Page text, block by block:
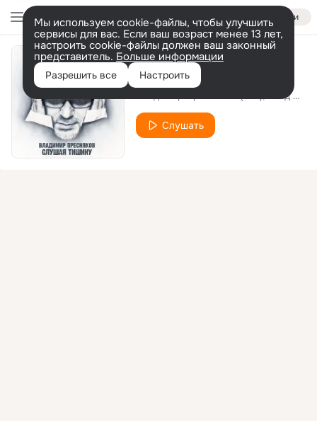
Войти
Мы используем cookie-файлы, чтобы улучшить
сервисы для вас. Если ваш возраст менее 13 лет,
настроить cookie-файлы должен ваш законный
представитель. Больше информации
Разрешить все Настроить
Странник
Влад Соколовский
Слушать